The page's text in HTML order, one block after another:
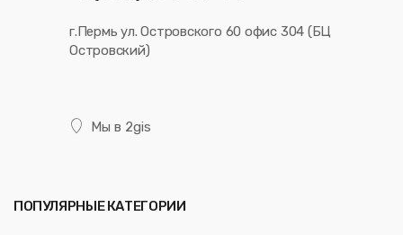
г.Пермь ул. Островского 60 офис 304 (БЦ
Островский)
Мы в 2gis
ПОПУЛЯРНЫЕ КАТЕГОРИИ